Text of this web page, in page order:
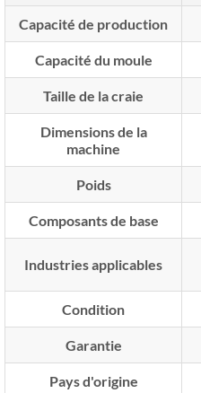
Capacité de production
Capacité du moule
Taille de la craie
Dimensions de la
machine
Poids
Composants de base
Industries applicables
Condition
Garantie
Pays d'origine